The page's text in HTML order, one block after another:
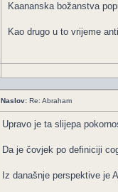
Kaananska božanstva
Kao drugo u to vrijeme
Naslov: Re: Abraham
Upravo je ta slijepa
Da je čovjek po definiciji
Iz današnje perspektive je